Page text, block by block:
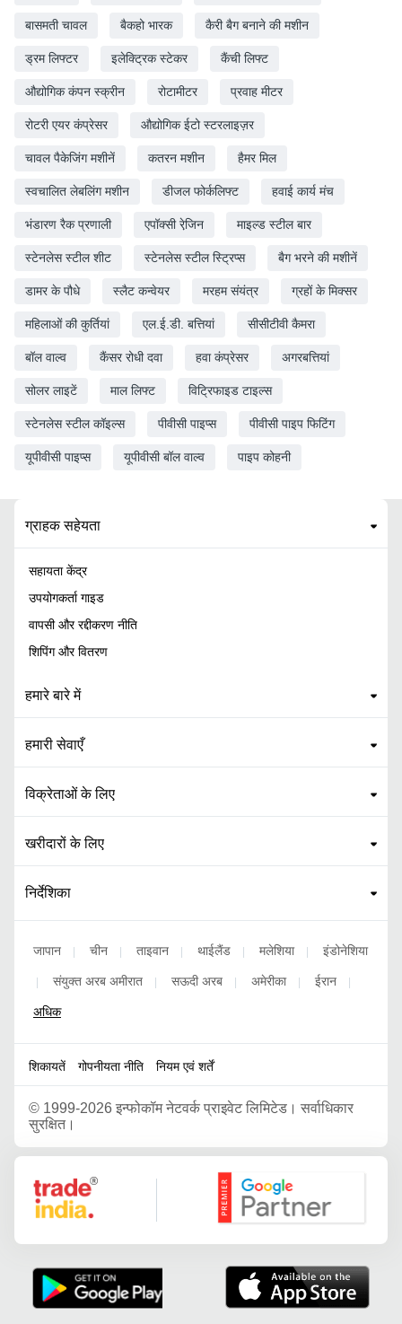
बासमती चावल बैकहो भारक कैरी बैग बनाने की मशीन
ड्रम लिफ्टर इलेक्ट्रिक स्टेकर कैंची लिफ्ट
औद्योगिक कंपन स्क्रीन रोटामीटर प्रवाह मीटर
रोटरी एयर कंप्रेसर औद्योगिक ईटो स्टरलाइज़र
चावल पैकेजिंग मशीनें कतरन मशीन हैमर मिल
स्वचालित लेबलिंग मशीन डीजल फोर्कलिफ्ट हवाई कार्य मंच
भंडारण रैक प्रणाली एपॉक्सी रेजि़न माइल्ड स्टील बार
स्टेनलेस स्टील शीट स्टेनलेस स्टील स्ट्रिप्स बैग भरने की मशीनें
डामर के पौधे स्लैट कन्वेयर मरहम संयंत्र ग्रहों के मिक्सर
महिलाओं की कुर्तियां एल.ई.डी. बत्तियां सीसीटीवी कैमरा
बॉल वाल्व कैंसर रोधी दवा हवा कंप्रेसर अगरबत्तियां
सोलर लाइटें माल लिफ्ट विट्रिफाइड टाइल्स
स्टेनलेस स्टील कॉइल्स पीवीसी पाइप्स पीवीसी पाइप फिटिंग
यूपीवीसी पाइप्स यूपीवीसी बॉल वाल्व पाइप कोहनी
ग्राहक सहेयता
सहायता केंद्र
उपयोगकर्ता गाइड
वापसी और रद्दीकरण नीति
शिपिंग और वितरण
हमारे बारे में
हमारी सेवाएँ
विक्रेताओं के लिए
खरीदारों के लिए
निर्देशिका
जापान चीन ताइवान थाईलैंड मलेशिया इंडोनेशिया
संयुक्त अरब अमीरात सऊदी अरब अमेरीका ईरान
अधिक
शिकायतें गोपनीयता नीति नियम एवं शर्तें
© 1999-2026 इन्फोकॉम नेटवर्क प्राइवेट लिमिटेड। सर्वाधिकार
सुरक्षित।
Google Partner